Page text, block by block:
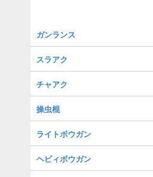
ガンランス
スラアク
チャアク
操虫棍
ライトボウガン
ヘビィボウガン